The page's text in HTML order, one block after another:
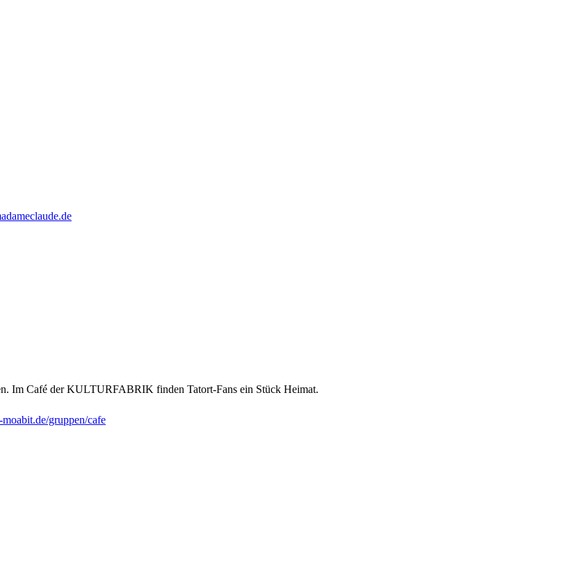
Im Café der KULTURFABRIK finden Tatort-Fans ein Stück Heimat.
gruppen/cafe